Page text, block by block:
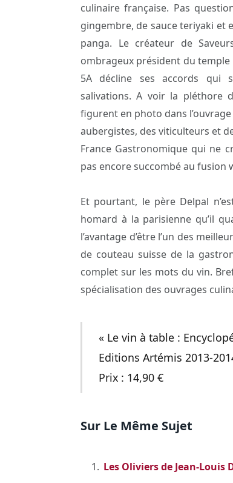
culinaire française. Pas
gingembre, de sauce teriyaki et
panga. Le créateur de
ombrageux président du temple
5A décline ses accords qui
salivations. A voir la pléthore
figurent en photo dans l’ouvrage
aubergistes, des viticulteurs et
France Gastronomique qui ne
pas encore succombé au fusion
Et pourtant, le père Delpal
homard à la parisienne qu’il
l’avantage d’être l’un des
de couteau suisse de la
complet sur les mots du vin.
spécialisation des ouvrages
« Le vin à table :
Editions Artémis 2013-
Prix : 14,90 €
Sur Le Même Sujet
Les Oliviers de Jean-Louis